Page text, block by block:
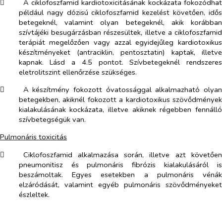
​
A ciklofoszfamid kardiotoxicitásának kockázata fokozódhat
például nagy dózisú ciklofoszfamid kezelést követően, idős
betegeknél, valamint olyan betegeknél, akik korábban
szívtájéki besugárzásban részesültek, illetve a ciklofoszfamid
terápiát megelőzően vagy azzal egyidejűleg kardiotoxikus
készítményeket (antraciklin, pentosztatin) kaptak, illetve
kapnak. Lásd a 4.5 pontot. Szívbetegeknél rendszeres
eletrolitszint ellenőrzése szükséges.
​
A készítmény fokozott óvatossággal alkalmazható olyan
betegekben, akiknél fokozott a kardiotoxikus szövődmények
kialakulásának kockázata, illetve akiknek régebben fennálló
szívbetegségük van.
Pulmonáris toxicitás
​
Ciklofoszfamid alkalmazása során, illetve azt követően
pneumonitisz és pulmonáris fibrózis kialakulásáról is
beszámoltak. Egyes esetekben a pulmonáris vénák
elzáródását, valamint egyéb pulmonáris szövődményeket
észleltek.